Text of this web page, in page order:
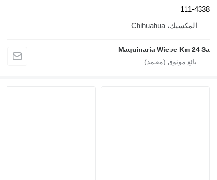
111-4338
المكسيك، Chihuahua
Maquinaria Wiebe Km 24 Sa